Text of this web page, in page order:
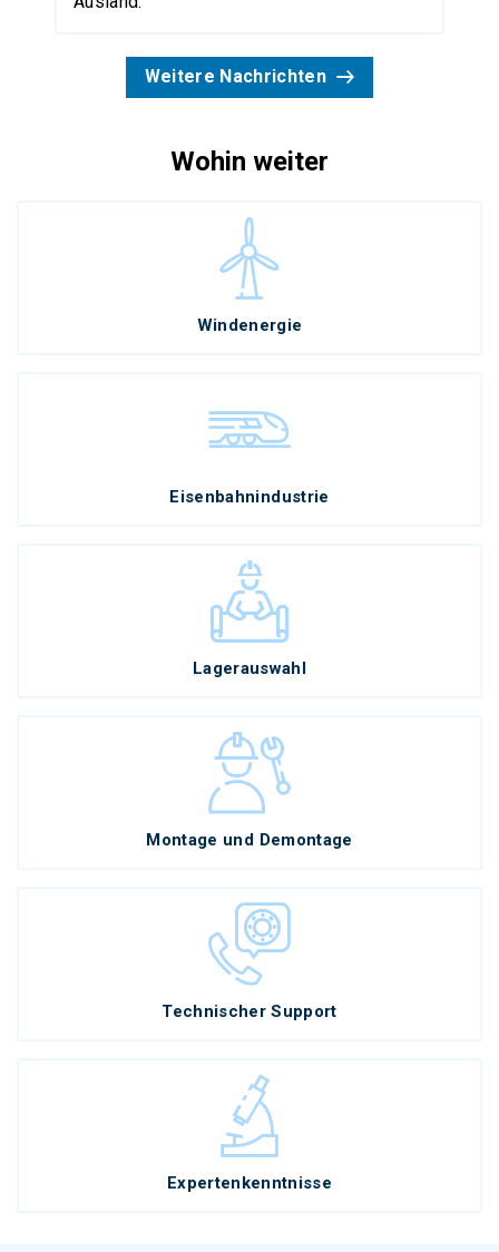
Weitere Nachrichten
Wohin weiter
Windenergie
Eisenbahnindustrie
Lagerauswahl
Montage und Demontage
Technischer Support
Expertenkenntnisse